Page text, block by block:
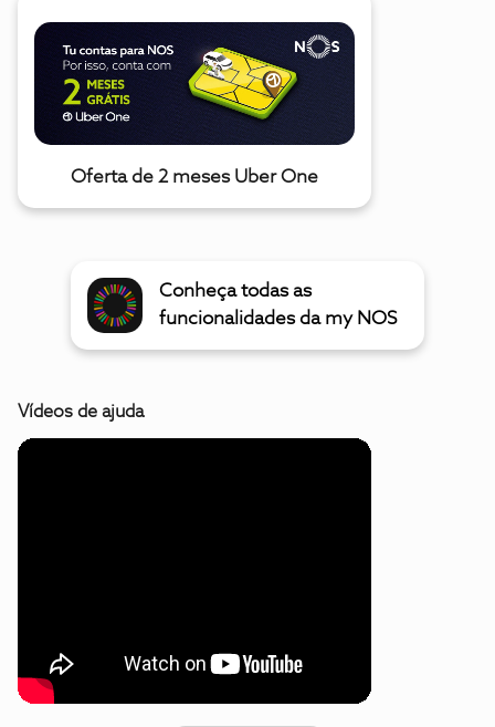
Oferta de 2 meses Uber One
Conheça todas as
funcionalidades da my NOS
Vídeos de ajuda